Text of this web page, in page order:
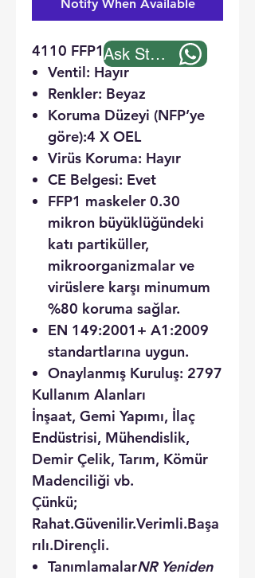
Notify When Available
4110 FFP1 V NR D
Ventil: Hayır
Renkler: Beyaz
Koruma Düzeyi (NFP’ye
göre):4 X OEL
Virüs Koruma: Hayır
CE Belgesi: Evet
FFP1 maskeler 0.30
mikron büyüklüğündeki
katı partiküller,
mikroorganizmalar ve
virüslere karşı minumum
%80 koruma sağlar.
EN 149:2001+ A1:2009
standartlarına uygun.
Onaylanmış Kuruluş: 2797
Kullanım Alanları
İnşaat, Gemi Yapımı, İlaç
Endüstrisi, Mühendislik,
Demir Çelik, Tarım, Kömür
Madenciliği vb.
Çünkü;
Rahat.Güvenilir.Verimli.Başa
rılı.Dirençli.
TanımlamalarNRYeniden
Ask Stock